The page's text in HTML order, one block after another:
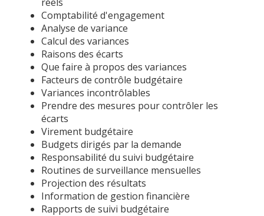
Comptabilité d'engagement
Analyse de variance
Calcul des variances
Raisons des écarts
Que faire à propos des variances
Facteurs de contrôle budgétaire
Variances incontrôlables
Prendre des mesures pour contrôler les
écarts
Virement budgétaire
Budgets dirigés par la demande
Responsabilité du suivi budgétaire
Routines de surveillance mensuelles
Projection des résultats
Information de gestion financière
Rapports de suivi budgétaire